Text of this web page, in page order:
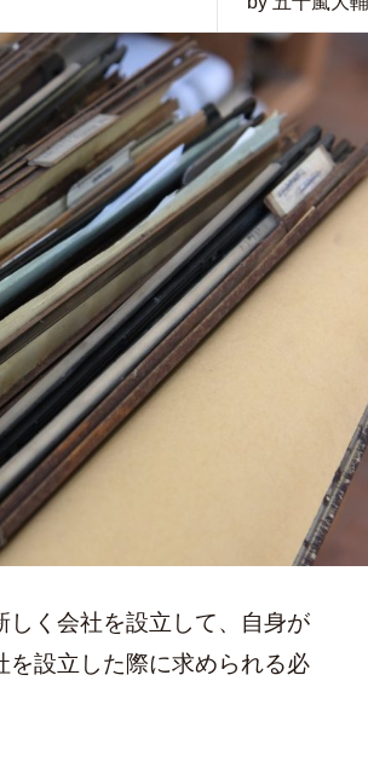
く会社を設立して、自身が
設立した際に求められる必